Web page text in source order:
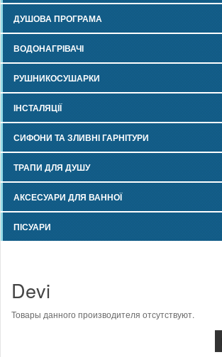
ДУШОВА ПРОГРАМА
ВОДОНАГРІВАЧІ
РУШНИКОСУШАРКИ
ІНСТАЛЯЦІЇ
СИФОНИ ТА ЗЛИВНІ ГАРНІТУРИ
ТРАПИ ДЛЯ ДУШУ
АКСЕСУАРИ ДЛЯ ВАННОЇ
ПІСУАРИ
Devi
Товары данного производителя отсутствуют.